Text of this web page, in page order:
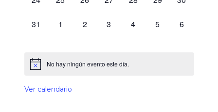
0 eventos,
31 0 eventos,
1 0 eventos,
2 0 eventos,
3 0 eventos,
4 0 eventos,
5 0 eventos,
6
No hay ningún evento este día.
Ver calendario